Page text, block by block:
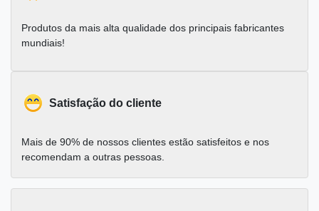
Produtos da mais alta qualidade dos principais fabricantes
mundiais!
Satisfação do cliente
Mais de 90% de nossos clientes estão satisfeitos e nos
recomendam a outras pessoas.